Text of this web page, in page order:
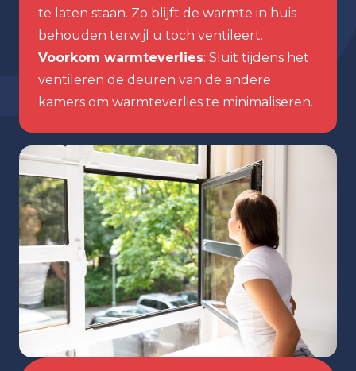
te laten staan. Zo blijft de warmte in huis
behouden terwijl u toch ventileert.
Voorkom warmteverlies: Sluit tijdens het
ventileren de deuren van de andere
kamers om warmteverlies te minimaliseren.